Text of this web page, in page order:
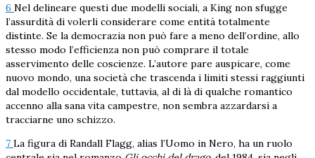
6 Nel delineare questi due modelli sociali, a King non sfugge
l’assurdità di volerli considerare come entità totalmente
distinte. Se la democrazia non può fare a meno dell’ordine, allo
stesso modo l’efficienza non può comprare il totale
asservimento delle coscienze. L’autore pare auspicare, come
nuovo mondo, una società che trascenda i limiti stessi raggiunti
dal modello occidentale, tuttavia, al di là di qualche romantico
accenno alla sana vita campestre, non sembra azzardarsi a
tracciarne uno schizzo.
7 La figura di Randall Flagg, alias l’Uomo in Nero, ha un ruolo